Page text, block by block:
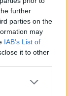
further
parties on the
may
IAB’s List of
it to other
selitellä, mitä
– nämä